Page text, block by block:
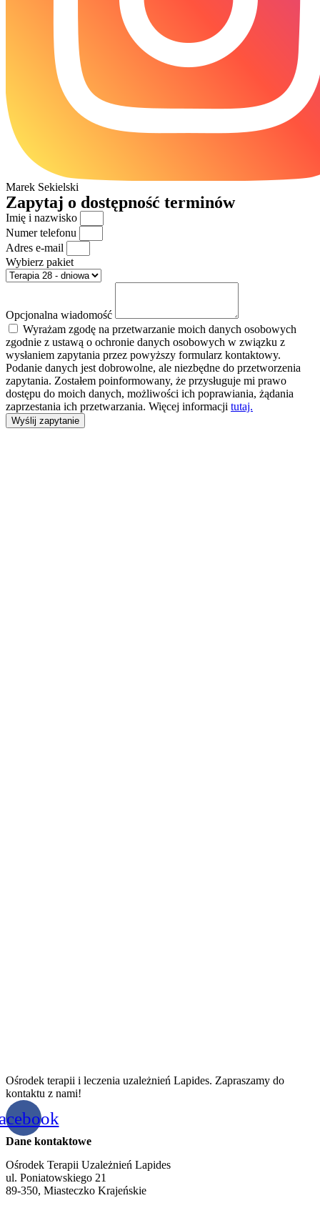
Marek Sekielski
Zapytaj o dostępność terminów
Imię i nazwisko
Numer telefonu
Adres e-mail
Wybierz pakiet
Opcjonalna wiadomość
Wyrażam zgodę na przetwarzanie moich danych osobowych
zgodnie z ustawą o ochronie danych osobowych w związku z
wysłaniem zapytania przez powyższy formularz kontaktowy.
Podanie danych jest dobrowolne, ale niezbędne do przetworzenia
zapytania. Zostałem poinformowany, że przysługuje mi prawo
dostępu do moich danych, możliwości ich poprawiania, żądania
zaprzestania ich przetwarzania. Więcej informacji tutaj.
Wyślij zapytanie
Ośrodek terapii i leczenia uzależnień Lapides. Zapraszamy do
kontaktu z nami!
Dane kontaktowe
Ośrodek Terapii Uzależnień Lapides
ul. Poniatowskiego 21
89-350, Miasteczko Krajeńskie